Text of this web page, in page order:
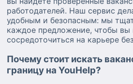
работодателей. Наш сервис
удобным и безопасным: мы
каждое предложение, чтобы вы
сосредоточиться на карьере
Почему стоит искать
границу на YouHelp?